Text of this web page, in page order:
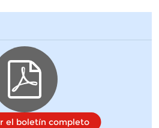
el boletín completo